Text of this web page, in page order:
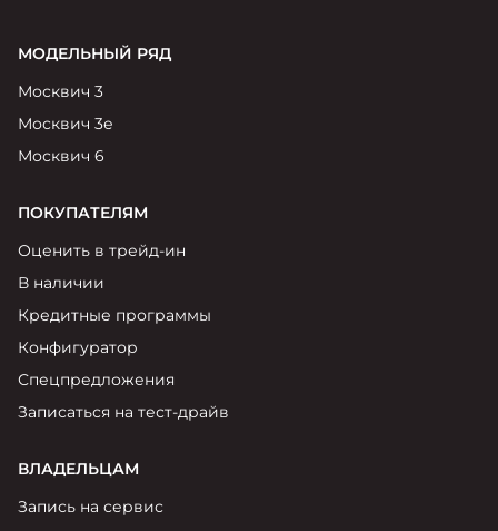
МОДЕЛЬНЫЙ РЯД
Москвич 3
Москвич 3е
Москвич 6
ПОКУПАТЕЛЯМ
Оценить в трейд-ин
В наличии
Кредитные программы
Конфигуратор
Спецпредложения
Записаться на тест-драйв
ВЛАДЕЛЬЦАМ
Запись на сервис